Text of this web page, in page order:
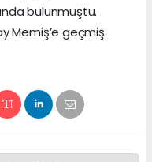
bulunmuştu.
Memiş’e geçmiş